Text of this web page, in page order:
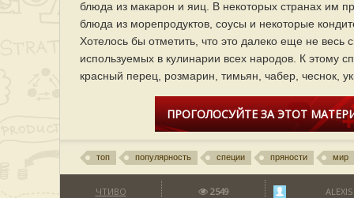
блюда из макарон и яиц. В некоторых странах им
блюда из морепродуктов, соусы и некоторые
Хотелось бы отметить, что это далеко еще не
используемых в кулинарии всех народов. К этому
красный перец, розмарин, тимьян, чабер, чеснок,
ПРОГОЛОСУЙТЕ ЗА ЭТОТ
топ популярность специи пряности мир
ЧТИВО 2549 ALEXIS